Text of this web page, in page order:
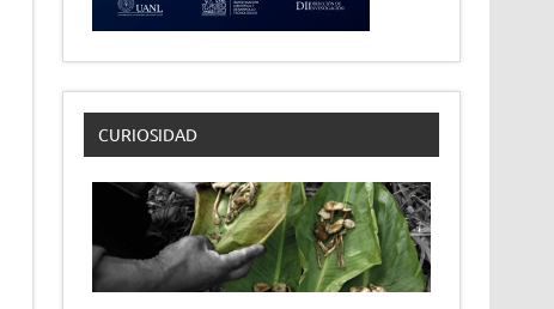
CURIOSIDAD